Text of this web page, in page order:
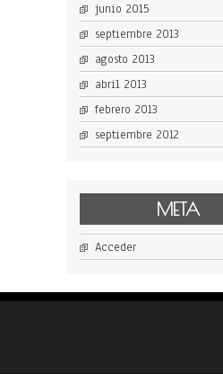
junio 2015
septiembre 2013
agosto 2013
abril 2013
febrero 2013
septiembre 2012
META
Acceder